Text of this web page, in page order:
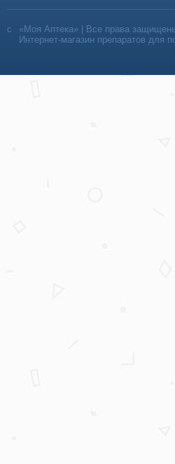
«Моя Аптека» | Все права
Интернет-магазин препаратов для